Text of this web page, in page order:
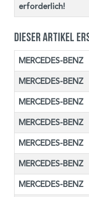
erforderlich!
Dieser Artikel
MERCEDES-BENZ
MERCEDES-BENZ
MERCEDES-BENZ
MERCEDES-BENZ
MERCEDES-BENZ
MERCEDES-BENZ
MERCEDES-BENZ